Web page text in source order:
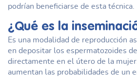
podrían beneficiarse de esta técnica.
¿Qué es la
Es una modalidad de reproducción
en depositar los espermatozoides
directamente en el útero de la
aumentan las probabilidades de un